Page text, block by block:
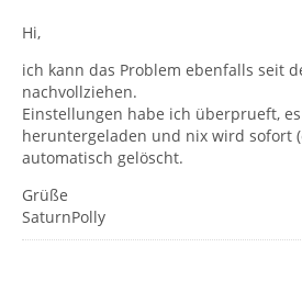
Hi,
ich kann das Problem ebenfalls seit
nachvollziehen.
Einstellungen habe ich überprueft,
heruntergeladen und nix wird sofort
automatisch gelöscht.
Grüße
SaturnPolly